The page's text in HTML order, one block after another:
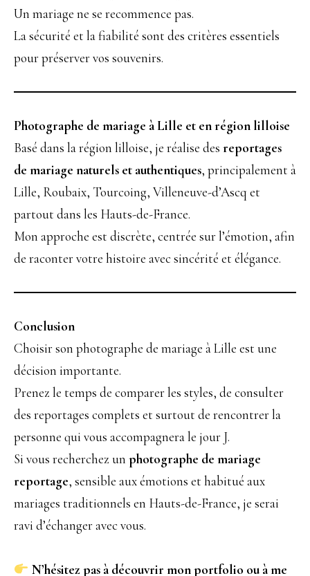
Un mariage ne se recommence pas.
La sécurité et la fiabilité sont des critères essentiels
pour préserver vos souvenirs.
Photographe de mariage à Lille et en région lilloise
Basé dans la région lilloise, je réalise des reportages
de mariage naturels et authentiques, principalement à
Lille, Roubaix, Tourcoing, Villeneuve-d’Ascq et
partout dans les Hauts-de-France.
Mon approche est discrète, centrée sur l’émotion, afin
de raconter votre histoire avec sincérité et élégance.
Conclusion
Choisir son photographe de mariage à Lille est une
décision importante.
Prenez le temps de comparer les styles, de consulter
des reportages complets et surtout de rencontrer la
personne qui vous accompagnera le jour J.
Si vous recherchez un photographe de mariage
reportage, sensible aux émotions et habitué aux
mariages traditionnels en Hauts-de-France, je serai
ravi d’échanger avec vous.
N’hésitez pas à découvrir mon portfolio ou à me